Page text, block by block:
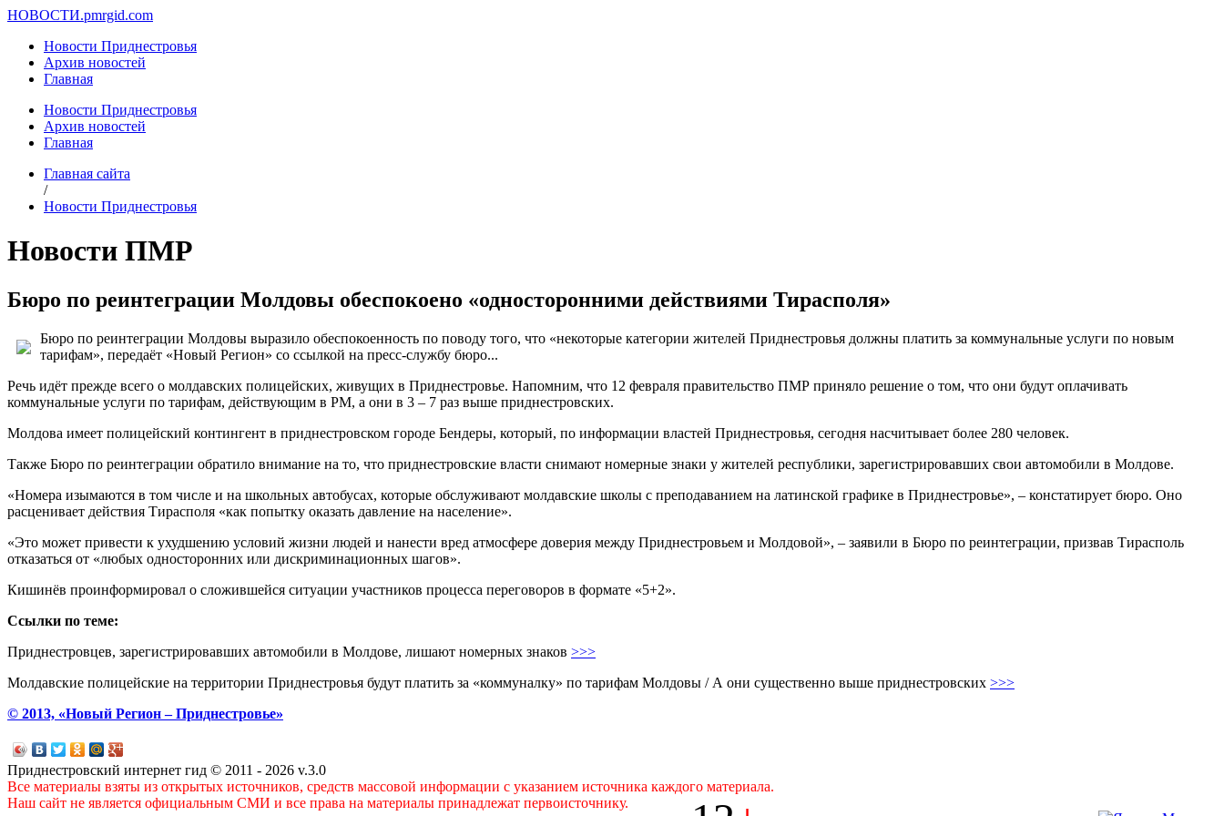
НОВОСТИ.pmrgid.com
Новости Приднестровья
Архив новостей
Главная
Новости Приднестровья
Архив новостей
Главная
Главная сайта
/
Новости Приднестровья
Новости ПМР
Бюро по реинтеграции Молдовы обеспокоено «односторонними действиями Тирасполя»
Бюро по реинтеграции Молдовы выразило обеспокоенность по поводу того, что «некоторые категории жителей Приднестровья должны платить за коммунальные услуги по новым
тарифам», передаёт «Новый Регион» со ссылкой на пресс-службу бюро...
Речь идёт прежде всего о молдавских полицейских, живущих в Приднестровье. Напомним, что 12 февраля правительство ПМР приняло решение о том, что они будут оплачивать
коммунальные услуги по тарифам, действующим в РМ, а они в 3 – 7 раз выше приднестровских.
Молдова имеет полицейский контингент в приднестровском городе Бендеры, который, по информации властей Приднестровья, сегодня насчитывает более 280 человек.
Также Бюро по реинтеграции обратило внимание на то, что приднестровские власти снимают номерные знаки у жителей республики, зарегистрировавших свои автомобили в Молдове.
«Номера изымаются в том числе и на школьных автобусах, которые обслуживают молдавские школы с преподаванием на латинской графике в Приднестровье», – констатирует бюро. Оно
расценивает действия Тирасполя «как попытку оказать давление на население».
«Это может привести к ухудшению условий жизни людей и нанести вред атмосфере доверия между Приднестровьем и Молдовой», – заявили в Бюро по реинтеграции, призвав Тирасполь
отказаться от «любых односторонних или дискриминационных шагов».
Кишинёв проинформировал о сложившейся ситуации участников процесса переговоров в формате «5+2».
Ссылки по теме:
Приднестровцев, зарегистрировавших автомобили в Молдове, лишают номерных знаков >>>
Молдавские полицейские на территории Приднестровья будут платить за «коммуналку» по тарифам Молдовы / А они существенно выше приднестровских >>>
© 2013, «Новый Регион – Приднестровье»
Приднестровский интернет гид © 2011 - 2026 v.3.0
Все материалы взяты из открытых источников, средств массовой информации с указанием источника каждого материала.
Наш сайт не является официальным СМИ и все права на материалы принадлежат первоисточнику.